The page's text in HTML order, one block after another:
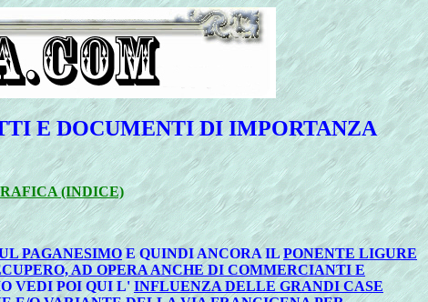
E DOCUMENTI DI IMPORTANZA
(INDICE)
PAGANESIMOE QUINDI ANCORA ILPONENTE LIGURE
AD OPERA ANCHE DI COMMERCIANTI E
VEDI POI QUI L' INFLUENZA DELLE GRANDI CASE